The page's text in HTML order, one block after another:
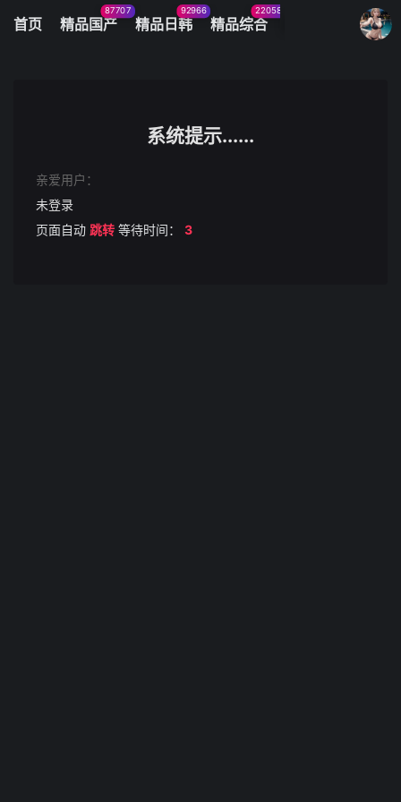
首页 精品国产
87707
精品日韩
92966
精品综合
22058
今日
清空
系统提示......
亲爱用户：
未登录
页面自动 跳转 等待时间： 3